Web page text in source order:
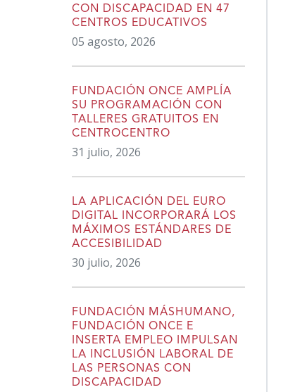
CON DISCAPACIDAD EN 47
CENTROS EDUCATIVOS
05 agosto, 2026
FUNDACIÓN ONCE AMPLÍA
SU PROGRAMACIÓN CON
TALLERES GRATUITOS EN
CENTROCENTRO
31 julio, 2026
LA APLICACIÓN DEL EURO
DIGITAL INCORPORARÁ LOS
MÁXIMOS ESTÁNDARES DE
ACCESIBILIDAD
30 julio, 2026
FUNDACIÓN MÁSHUMANO,
FUNDACIÓN ONCE E
INSERTA EMPLEO IMPULSAN
LA INCLUSIÓN LABORAL DE
LAS PERSONAS CON
DISCAPACIDAD